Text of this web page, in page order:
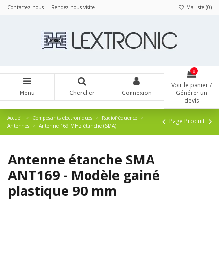
Contactez-nous Rendez-nous visite Ma liste (0)
Menu Chercher Connexion
0
Voir le panier /
Générer un
devis
Accueil Composants electroniques
Radiofréquence
Antennes
Antenne 169 MHz étanche (SMA)
Page Produit
Antenne étanche SMA
ANT169 - Modèle gainé
plastique 90 mm
Panneau de gestion des cookies